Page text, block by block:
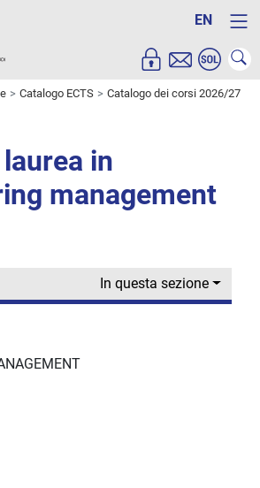
EN
Catalogo ECTS Catalogo dei corsi 2026/27
in
management
In questa sezione